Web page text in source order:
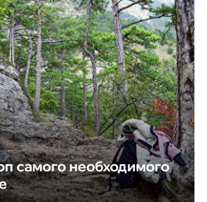
самого необходимого